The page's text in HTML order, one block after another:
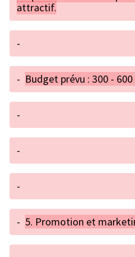
attractif.
-
- Budget prévu : 300 -
-
-
-
- 5. Promotion et